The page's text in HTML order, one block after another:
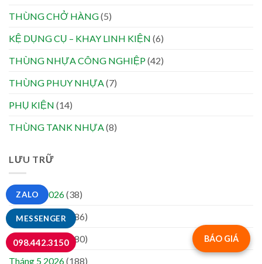
THÙNG CHỞ HÀNG(5)
KỆ DỤNG CỤ – KHAY LINH KIỆN (6)
THÙNG NHỰA CÔNG NGHIỆP(42)
THÙNG PHUY NHỰA(7)
PHỤ KIỆN (14)
THÙNG TANK NHỰA(8)
LƯU TRỮ
Tháng 8 2026(38)
Tháng 7 2026(186)
Tháng 6 2026(180)
Tháng 5 2026(188)
BÁO GIÁ
MESSENGER
ZALO
098.442.3150